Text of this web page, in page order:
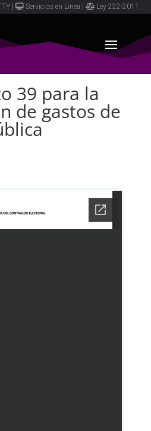
Servicios en Línea Ley 222-2011
39 para la
de gastos de